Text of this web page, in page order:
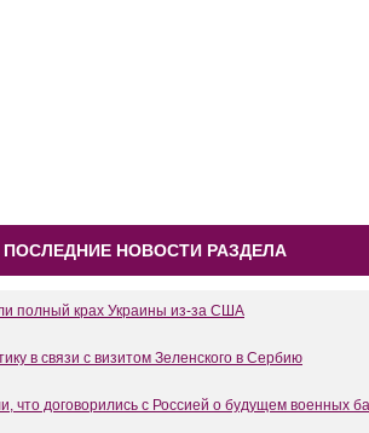
ПОСЛЕДНИЕ НОВОСТИ РАЗДЕЛА
полный крах Украины из-за США
в связи с визитом Зеленского в Сербию
что договорились с Россией о будущем военных